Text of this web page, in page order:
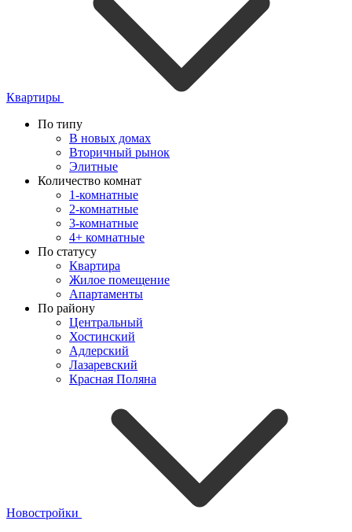
Квартиры
По типу
В новых домах
Вторичный рынок
Элитные
Количество комнат
1-комнатные
2-комнатные
3-комнатные
4+ комнатные
По статусу
Квартира
Жилое помещение
Апартаменты
По району
Центральный
Хостинский
Адлерский
Лазаревский
Красная Поляна
Новостройки